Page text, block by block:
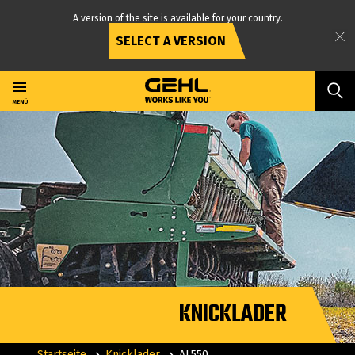
zum
Inhalt
A version of the site is available for your country.
SELECT A VERSION
MENÜ
KNICKLADER